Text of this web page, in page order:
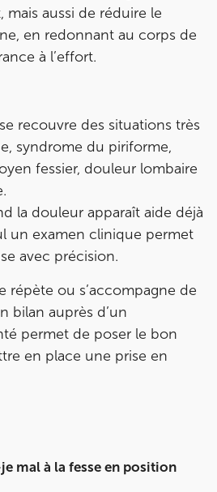
aussi de réduire le
en redonnant au corps de
à l’effort.
recouvre des situations très
syndrome du piriforme,
fessier, douleur lombaire
la douleur apparaît aide déjà
un examen clinique permet
avec précision.
répète ou s’accompagne de
bilan auprès d’un
permet de poser le bon
en place une prise en
mal à la fesse en position